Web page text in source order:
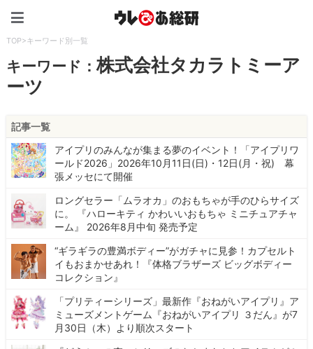
TOP>キーワード別一覧
キーワード：株式会社タカラトミーア
ーツ
記事一覧
アイプリのみんなが集まる夢のイベント！「アイプリワ
ールド2026」2026年10月11日(日)・12日(月・祝) 幕
張メッセにて開催
ロングセラー「ムラオカ」のおもちゃが手のひらサイズ
に。 『ハローキティ かわいいおもちゃ ミニチュアチャ
ーム』 2026年8月中旬 発売予定
“ギラギラの豊満ボディー”がガチャに見参！カプセルト
イもおまかせあれ！『体格ブラザーズ ビッグボディー
コレクション』
「プリティーシリーズ」最新作『おねがいアイプリ』ア
ミューズメントゲーム『おねがいアイプリ ３だん』が7
月30日（木）より順次スタート